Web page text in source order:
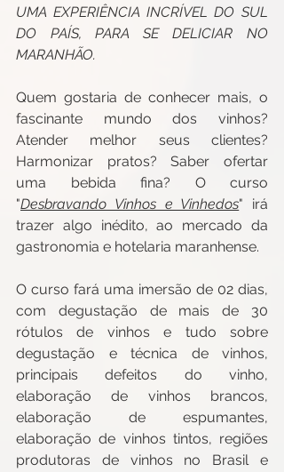
UMA EXPERIÊNCIA INCRÍVEL DO SUL
DO PAÍS, PARA SE DELICIAR NO
MARANHÃO.
Quem gostaria de conhecer mais, o
fascinante mundo dos vinhos?
Atender melhor seus clientes?
Harmonizar pratos? Saber ofertar
uma bebida fina? O curso
"Desbravando Vinhos e Vinhedos" irá
trazer algo inédito, ao mercado da
gastronomia e hotelaria maranhense.
O curso fará uma imersão de 02 dias,
com degustação de mais de 30
rótulos de vinhos e tudo sobre
degustação e técnica de vinhos,
principais defeitos do vinho,
elaboração de vinhos brancos,
elaboração de espumantes,
elaboração de vinhos tintos, regiões
produtoras de vinhos no Brasil e